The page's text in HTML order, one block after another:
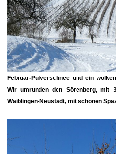
Februar-Pulverschnee und ein
Wir umrunden den Sörenberg, mit
Waiblingen-Neustadt, mit schönen